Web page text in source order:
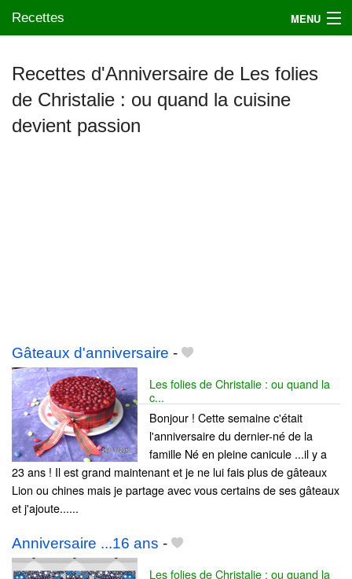
Recettes MENU
Mes blogs préférés
Recettes d'Anniversaire de Les folies
de Christalie : ou quand la cuisine
devient passion
Gâteaux d'anniversaire -
Les folies de Christalie : ou quand la
c...
Bonjour ! Cette semaine c'était
l'anniversaire du dernier-né de la
famille Né en pleine canicule ...il y a
23 ans ! Il est grand maintenant et je ne lui fais plus de gâteaux
Lion ou chines mais je partage avec vous certains de ses gâteaux
et j'ajoute......
Anniversaire ...16 ans -
Les folies de Christalie : ou quand la